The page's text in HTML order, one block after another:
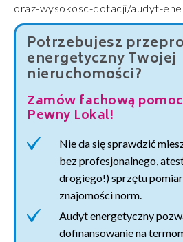
oraz-wysokosc-dotacji/audyt-
Potrzebujesz
energetyczny Twojej
nieruchomości?
Zamów fachową
Pewny Lokal!
Nie da się sprawdzić
bez profesjonalnego,
drogiego!) sprzętu
znajomości norm.
Audyt energetyczny
dofinansowanie na